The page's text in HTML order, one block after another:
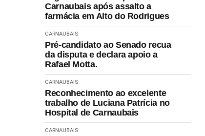
Carnaubais após assalto a
farmácia em Alto do Rodrigues
CARNAUBAIS
Pré-candidato ao Senado recua
da disputa e declara apoio a
Rafael Motta.
CARNAUBAIS
Reconhecimento ao excelente
trabalho de Luciana Patrícia no
Hospital de Carnaubais
CARNAUBAIS